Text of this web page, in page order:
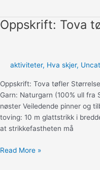
vare
Oppskrift: Tova
aktiviteter, Hva skjer,
Oppskrift: Tova tøfler
Garn: Naturgarn (100% ull
nøster Veiledende pinner og
toving: 10 m glattstrikk i
at strikkefastheten må
Oppskrift:
Read More »